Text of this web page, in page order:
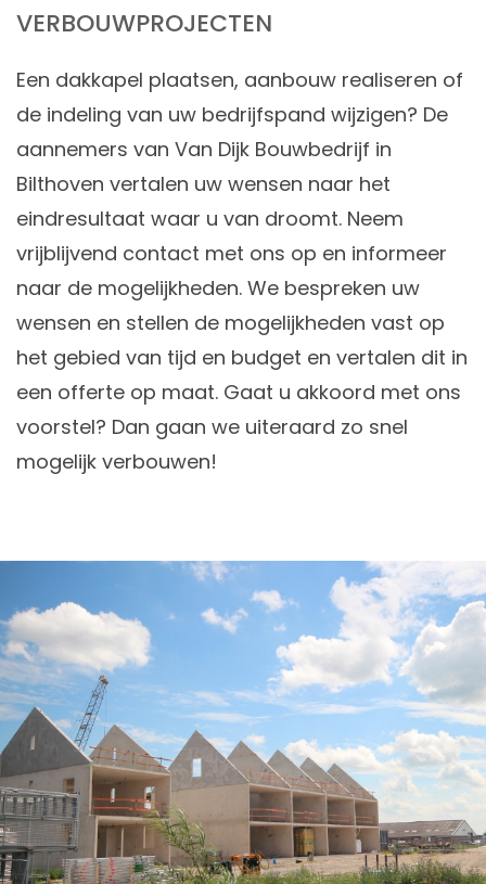
VERBOUWPROJECTEN
Een dakkapel plaatsen, aanbouw realiseren of
de indeling van uw bedrijfspand wijzigen? De
aannemers van Van Dijk Bouwbedrijf in
Bilthoven vertalen uw wensen naar het
eindresultaat waar u van droomt. Neem
vrijblijvend contact met ons op en informeer
naar de mogelijkheden. We bespreken uw
wensen en stellen de mogelijkheden vast op
het gebied van tijd en budget en vertalen dit in
een offerte op maat. Gaat u akkoord met ons
voorstel? Dan gaan we uiteraard zo snel
mogelijk verbouwen!